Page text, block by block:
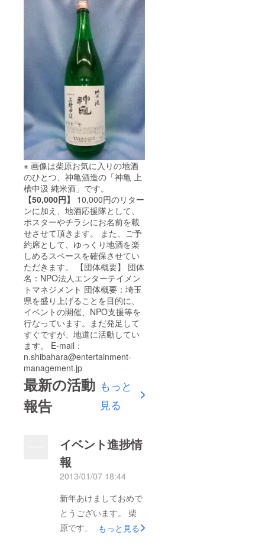
※ 画像は柴原お気に入りの地酒
のひとつ、神亀酒造の「神亀 上
槽中汲 純米酒」です。
【50,000円】
10,000円のリター
ンに加え、地酒応援隊として、
ポスターやチラシにお名前を載
せさせて頂きます。 また、ご予
約席として、ゆっくり地酒を楽
しめるスペースを確保させてい
ただきます。 【団体概要】 団体
名：NPO法人エンターテイメン
トマネジメント 団体概要：埼玉
県を盛り上げることを目的に、
イベントの開催、NPO支援等を
行なっています。まだ発足して
すぐですが、地道に活動してい
ます。 E-mail：
n.shibahara@entertainment-
management.jp
最新の活動
報告
もっと
見る
イベント進捗情
報
2013/01/07 18:44
新年あけましておめで
とうございます。 柴
原です。 さてさて、
もっと見る